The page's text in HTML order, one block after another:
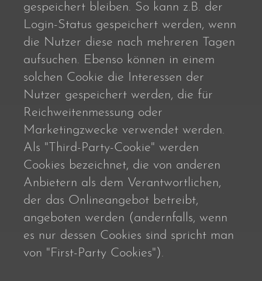
gespeichert bleiben. So kann z.B. der
Login-Status gespeichert werden, wenn
die Nutzer diese nach mehreren Tagen
aufsuchen. Ebenso können in einem
solchen Cookie die Interessen der
Nutzer gespeichert werden, die für
Reichweitenmessung oder
Marketingzwecke verwendet werden.
Als "Third-Party-Cookie" werden
Cookies bezeichnet, die von anderen
Anbietern als dem Verantwortlichen,
der das Onlineangebot betreibt,
angeboten werden (andernfalls, wenn
es nur dessen Cookies sind spricht man
von "First-Party Cookies").